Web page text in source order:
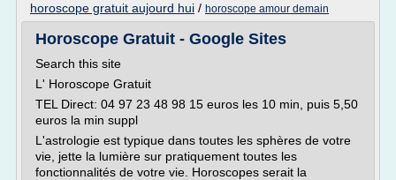
horoscope gratuit aujourd hui / horoscope amour demain
Horoscope Gratuit - Google Sites
Search this site
L' Horoscope Gratuit
TEL Direct: 04 97 23 48 98 15 euros les 10 min, puis 5,50
euros la min suppl
L'astrologie est typique dans toutes les sphères de votre
vie, jette la lumière sur pratiquement toutes les
fonctionnalités de votre vie. Horoscopes serait la